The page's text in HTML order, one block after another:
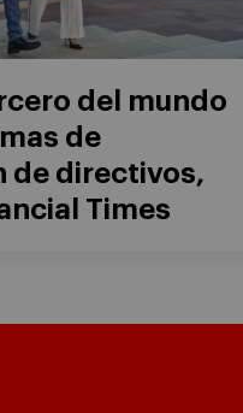
del mundo
de
de directivos,
Times